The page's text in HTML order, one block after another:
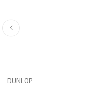
DUNLOP